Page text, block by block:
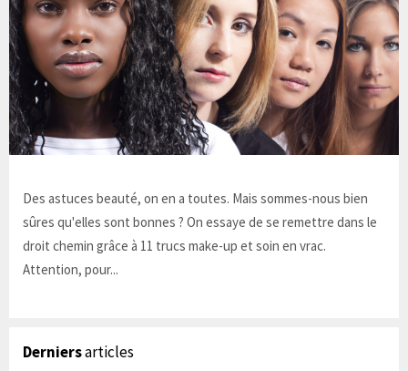
Des astuces beauté, on en a toutes. Mais sommes-nous bien
sûres qu'elles sont bonnes ? On essaye de se remettre dans le
droit chemin grâce à 11 trucs make-up et soin en vrac.
Attention, pour...
Derniersarticles